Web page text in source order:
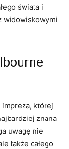
świata⁣ i
widowiskowymi
której
znana
uwagę nie
także całego